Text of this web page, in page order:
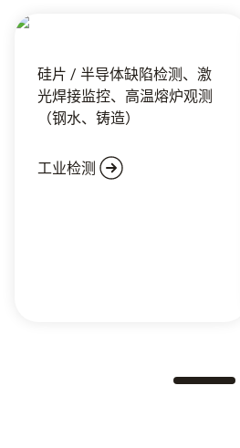
硅片 / 半导体缺陷检测、激
光焊接监控、高温熔炉观测
（钢水、铸造）
工业检测